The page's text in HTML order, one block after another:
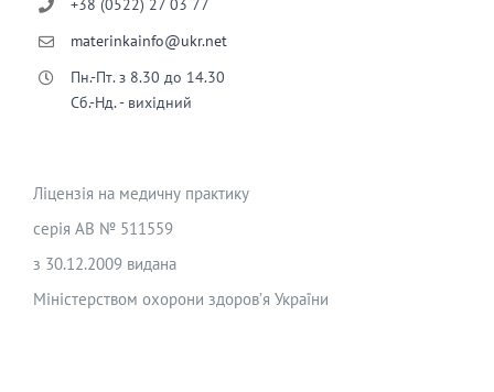
+38 (0522) 27 03 77
materinkainfo@ukr.net
Пн.-Пт. з 8.30 до 14.30
Сб.-Нд. - вихідний
Ліцензія на медичну практику
серія АВ № 511559
з 30.12.2009 видана
Міністерством охорони здоров’я України